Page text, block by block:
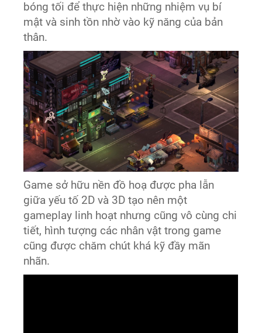
bóng tối để thực hiện những nhiệm vụ bí
mật và sinh tồn nhờ vào kỹ năng của bản
thân.
Game sở hữu nền đồ hoạ được pha lẫn
giữa yếu tố 2D và 3D tạo nên một
gameplay linh hoạt nhưng cũng vô cùng chi
tiết, hình tượng các nhân vật trong game
cũng được chăm chút khá kỹ đầy mãn
nhãn.